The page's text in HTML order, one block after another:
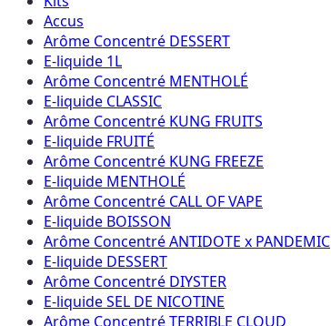
Accus
Arôme Concentré DESSERT
E-liquide 1L
Arôme Concentré MENTHOLÉ
E-liquide CLASSIC
Arôme Concentré KUNG FRUITS
E-liquide FRUITÉ
Arôme Concentré KUNG FREEZE
E-liquide MENTHOLÉ
Arôme Concentré CALL OF VAPE
E-liquide BOISSON
Arôme Concentré ANTIDOTE x PANDEMIC
E-liquide DESSERT
Arôme Concentré DIYSTER
E-liquide SEL DE NICOTINE
Arôme Concentré TERRIBLE CLOUD